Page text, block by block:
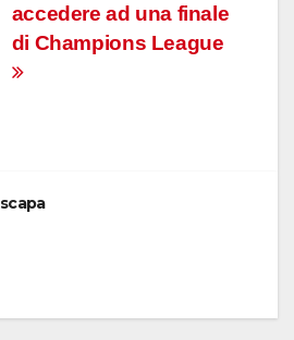
accedere ad una finale
di Champions League
scapa